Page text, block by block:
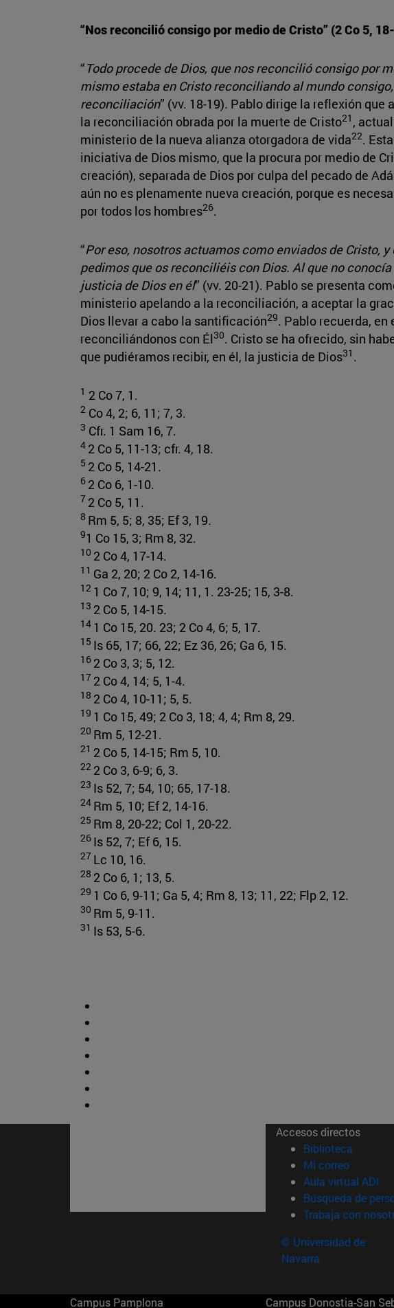
“Nos reconcilió consigo por medio de Cristo” (2 Co 5,
“Todo procede de Dios, que nos reconcilió consigo por
mismo estaba en Cristo reconciliando al mundo
reconciliación” (vv. 18-19). Pablo dirige la reflexión que
la reconciliación obrada por la muerte de Cristo21 ,
ministerio de la nueva alianza otorgadora de vida22.
iniciativa de Dios mismo, que la procura por medio de
creación), separada de Dios por culpa del pecado de
aún no es plenamente nueva creación, porque es
por todos los hombres26.
“Por eso, nosotros actuamos como enviados de Cristo,
pedimos que os reconciliéis con Dios. Al que no
justicia de Dios en él” (vv. 20-21). Pablo se presenta
ministerio apelando a la reconciliación, a aceptar la
Dios llevar a cabo la santificación29. Pablo recuerda, en
reconciliándonos con Él30. Cristo se ha ofrecido, sin
que pudiéramos recibir, en él, la justicia de Dios31 .
1 2 Co 7, 1.
2 Co 4, 2; 6, 11; 7, 3.
3 Cfr. 1 Sam 16, 7.
4 2 Co 5, 11-13; cfr. 4, 18.
5 2 Co 5, 14-21.
6 2 Co 6, 1-10.
7 2 Co 5, 11.
8 Rm 5, 5; 8, 35; Ef 3, 19.
91 Co 15, 3; Rm 8, 32.
10 2 Co 4, 17-14.
11 Ga 2, 20; 2 Co 2, 14-16.
12 1 Co 7, 10; 9, 14; 11, 1. 23-25; 15, 3-8.
13 2 Co 5, 14-15.
14 1 Co 15, 20. 23; 2 Co 4, 6; 5, 17.
15 Is 65, 17; 66, 22; Ez 36, 26; Ga 6, 15.
16 2 Co 3, 3; 5, 12.
17 2 Co 4, 14; 5, 1-4.
18 2 Co 4, 10-11; 5, 5.
19 1 Co 15, 49; 2 Co 3, 18; 4, 4; Rm 8, 29.
20 Rm 5, 12-21.
21 2 Co 5, 14-15; Rm 5, 10.
22 2 Co 3, 6-9; 6, 3.
23 Is 52, 7; 54, 10; 65, 17-18.
24 Rm 5, 10; Ef 2, 14-16.
25 Rm 8, 20-22; Col 1, 20-22.
26 Is 52, 7; Ef 6, 15.
27 Lc 10, 16.
28 2 Co 6, 1; 13, 5.
29 1 Co 6, 9-11; Ga 5, 4; Rm 8, 13; 11, 22; Flp 2, 12.
30 Rm 5, 9-11.
31 Is 53, 5-6.
Accesos directos
Biblioteca (abre
Mi correo(abre en
Aula virtual ADI
Búsqueda de
Trabaja con
© Universidad de
Navarra
Campus Pamplona
Campus Donostia-San